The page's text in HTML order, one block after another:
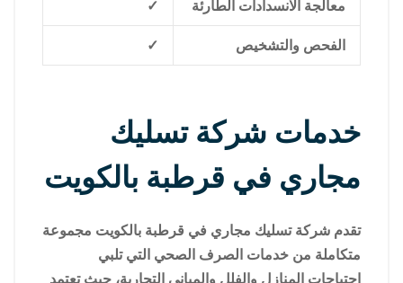
معالجة الانسدادات الطارئة ✓
الفحص والتشخيص ✓
خدمات شركة تسليك
مجاري في قرطبة بالكويت
تقدم شركة تسليك مجاري في قرطبة بالكويت مجموعة
متكاملة من خدمات الصرف الصحي التي تلبي
احتياجات المنازل والفلل والمباني التجارية، حيث تعتمد